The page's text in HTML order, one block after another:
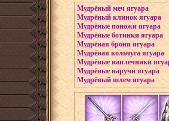
Мудрёный меч ягуара
Мудрёный клинок ягуара
Мудрёные поножи ягуара
Мудрёные ботинки ягуара
Мудрёная броня ягуара
Мудрёная кольчуга ягуара
Мудрёные наплечники
Мудрёные наручи ягуара
Мудрёный шлем ягуара